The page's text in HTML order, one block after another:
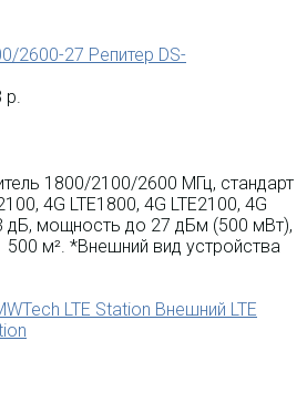
Репитер DS-
р.
1800/2100/2600 МГц, стандарт
4G LTE1800, 4G LTE2100, 4G
дБ, мощность до 27 дБм (500 мВт),
м². *Внешний вид устройства
Внешний LTE